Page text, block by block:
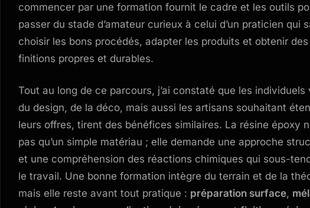
commencer par une formation fournit le cadre et les outils
passer du stade d’amateur curieux à celui d’un praticien qui
choisir les bons procédés, adapter les produits et obtenir des
finitions propres et durables.
Tout au long de ce parcours, j’ai constaté que les individuels
du design, de la déco, mais aussi les artisans souhaitant
leurs offres, tirent des bénéfices similaires. La résine époxy
pas qu’un simple matériau ; elle demande une approche
et une compréhension des réactions chimiques qui sous-
le travail. Une bonne formation intègre du terrain et de la
mais elle reste avant tout pratique : préparation surface,